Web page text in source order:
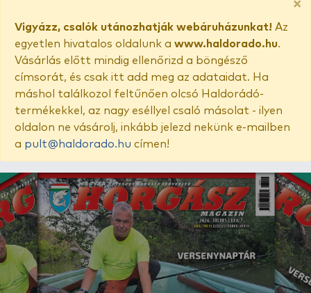
×
Vigyázz, csalók utánozhatják webáruházunkat! Az
egyetlen hivatalos oldalunk a www.haldorado.hu.
Vásárlás előtt mindig ellenőrizd a böngésző
címsorát, és csak itt add meg az adataidat. Ha
máshol találkozol feltűnően olcsó Haldorádó-
termékekkel, az nagy eséllyel csaló másolat - ilyen
oldalon ne vásárolj, inkább jelezd nekünk e-mailben
a pult@haldorado.hu címen!